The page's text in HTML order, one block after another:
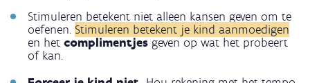
Stimuleren betekent niet alleen kansen geven om te
oefenen. Stimuleren betekent je kind aanmoedigen
en het complimentjes geven op wat het probeert
of kan.